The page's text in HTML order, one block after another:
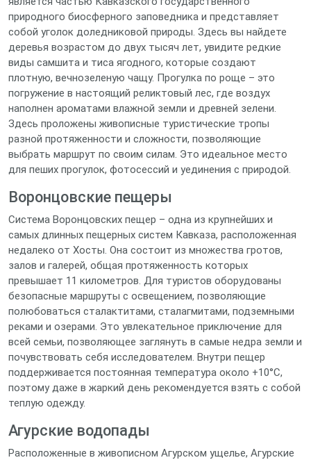
природного биосферного заповедника и представляет
собой уголок доледниковой природы. Здесь вы найдете
деревья возрастом до двух тысяч лет, увидите редкие
виды самшита и тиса ягодного, которые создают
плотную, вечнозеленую чащу. Прогулка по роще – это
погружение в настоящий реликтовый лес, где воздух
наполнен ароматами влажной земли и древней зелени.
Здесь проложены живописные туристические тропы
разной протяженности и сложности, позволяющие
выбрать маршрут по своим силам. Это идеальное место
для пеших прогулок, фотосессий и уединения с природой.
Воронцовские пещеры
Система Воронцовских пещер – одна из крупнейших и
самых длинных пещерных систем Кавказа, расположенная
недалеко от Хосты. Она состоит из множества гротов,
залов и галерей, общая протяженность которых
превышает 11 километров. Для туристов оборудованы
безопасные маршруты с освещением, позволяющие
полюбоваться сталактитами, сталагмитами, подземными
реками и озерами. Это увлекательное приключение для
всей семьи, позволяющее заглянуть в самые недра земли и
почувствовать себя исследователем. Внутри пещер
поддерживается постоянная температура около +10°C,
поэтому даже в жаркий день рекомендуется взять с собой
теплую одежду.
Агурские водопады
Расположенные в живописном Агурском ущелье, Агурские